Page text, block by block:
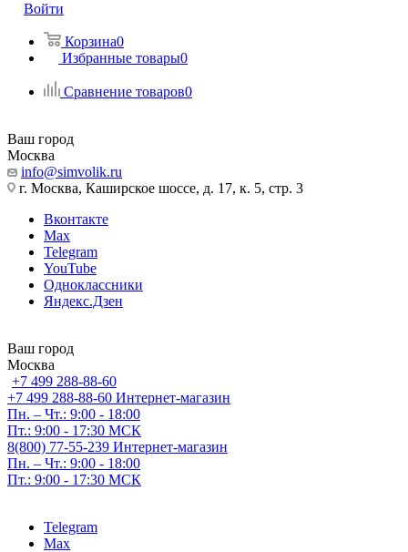
Войти
Корзина0
Избранные товары0
Сравнение товаров0
Ваш город
Москва
info@simvolik.ru
г. Москва, Каширское шоссе, д. 17, к. 5, стр. 3
Вконтакте
Max
Telegram
YouTube
Одноклассники
Яндекс.Дзен
Ваш город
Москва
+7 499 288-88-60
+7 499 288-88-60 Интернет-магазин
Пн. – Чт.: 9:00 - 18:00
Пт.: 9:00 - 17:30 МСК
8(800) 77-55-239 Интернет-магазин
Пн. – Чт.: 9:00 - 18:00
Пт.: 9:00 - 17:30 МСК
Telegram
Max